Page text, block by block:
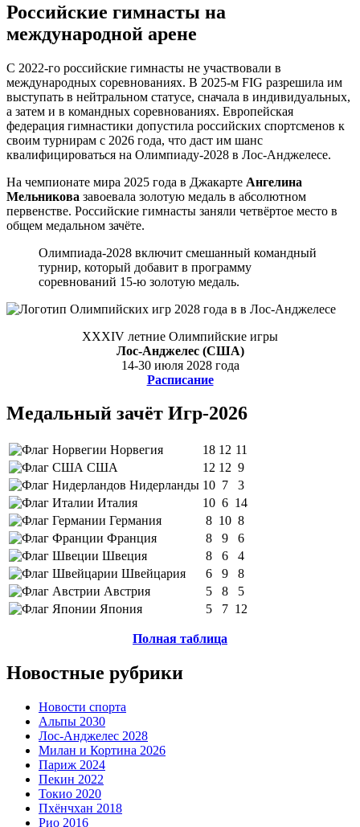
Российские гимнасты на
международной арене
С 2022-го российские гимнасты не участвовали в
международных соревнованиях. В 2025-м FIG разрешила им
выступать в нейтральном статусе, сначала в индивидуальных,
а затем и в командных соревнованиях. Европейская
федерация гимнастики допустила российских спортсменов к
своим турнирам с 2026 года, что даст им шанс
квалифицироваться на Олимпиаду-2028 в Лос-Анджелесе.
На чемпионате мира 2025 года в Джакарте Ангелина
Мельникова завоевала золотую медаль в абсолютном
первенстве. Российские гимнасты заняли четвёртое место в
общем медальном зачёте.
Олимпиада-2028 включит смешанный командный
турнир, который добавит в программу
соревнований 15-ю золотую медаль.
XXXIV летние Олимпийские игры
Лос-Анджелес (США)
14-30 июля 2028 года
Расписание
Медальный зачёт Игр-2026
Норвегия 18 12 11
США
12 12 9
Нидерланды 10 7
3
Италия
10 6 14
Германия
8 10 8
Франция
8 9
6
Швеция
8 6
4
Швейцария
6 9
8
Австрия
5 8
5
Япония
5 7 12
Полная таблица
Новостные рубрики
Новости спорта
Альпы 2030
Лос-Анджелес 2028
Милан и Кортина 2026
Париж 2024
Пекин 2022
Токио 2020
Пхёнчхан 2018
Рио 2016